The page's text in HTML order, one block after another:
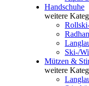
Handschuhe
weitere
Ski-/
Mützen &
weitere